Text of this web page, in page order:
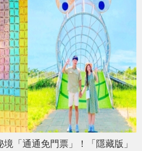
境「通通免門票」！「隱藏版」